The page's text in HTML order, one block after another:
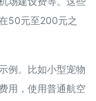
50元至200元之
例。比如小型宠物
用，使用普通航空